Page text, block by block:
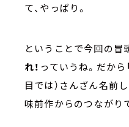
て、やっぱり。
ということで今回の冒
れ！ っていうね。だから
目では）さんざん名前
味前作からのつながり